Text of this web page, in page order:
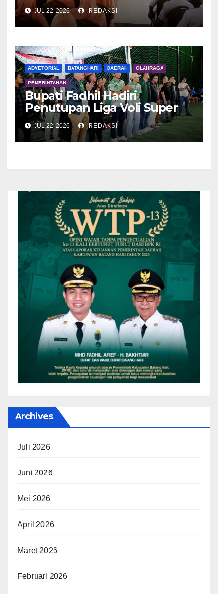
Pengurus DWP Batang Hari
2026
JUL 22, 2026 REDAKSI
ADVETORIAL BATANGHARI DAERAH OLAHRAGA
PEMERINTAHAN
Bupati Fadhil Hadiri
Penutupan Liga Voli Super
Tangguh 2026
JUL 22, 2026 REDAKSI
Archives
Juli 2026
Juni 2026
Mei 2026
April 2026
Maret 2026
Februari 2026